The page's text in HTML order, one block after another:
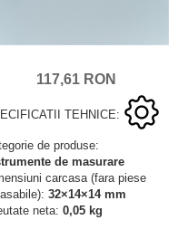
117,61 RON
TEHNICE:
de produse:
de masurare
carcasa (fara piese
32×14×14 mm
neta: 0,05 kg